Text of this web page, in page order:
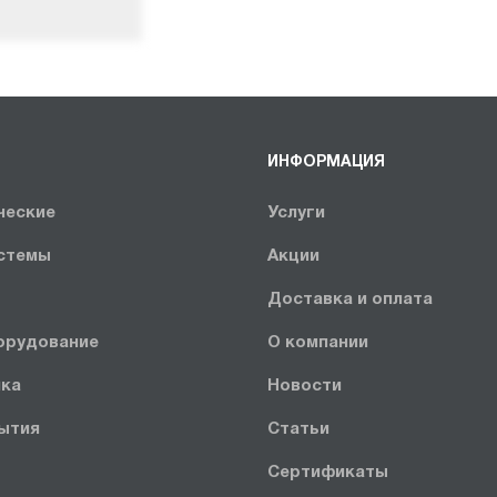
ИНФОРМАЦИЯ
Услуги
Акции
Доставка и оплата
О компании
Новости
Статьи
Сертификаты